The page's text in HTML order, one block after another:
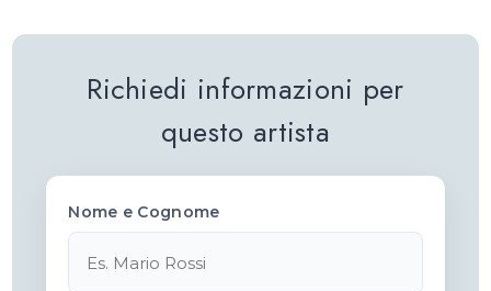
Richiedi informazioni per
questo artista
Nome e Cognome